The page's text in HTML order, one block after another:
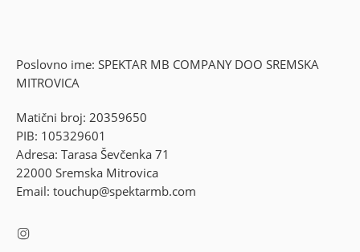
Poslovno ime: SPEKTAR MB COMPANY DOO SREMSKA
MITROVICA
Matični broj: 20359650
PIB: 105329601
Adresa: Tarasa Ševčenka 71
22000 Sremska Mitrovica
Email: touchup@spektarmb.com